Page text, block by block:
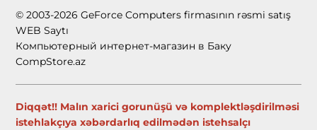
© 2003-2026 GeForce Computers firmasının rəsmi satış
WEB Saytı
Компьютерный интернет-магазин в Баку
CompStore.az
Diqqət!! Malın xarici gorunüşü və komplektləşdirilməsi
istehlakçıya xəbərdarlıq edilmədən istehsalçı